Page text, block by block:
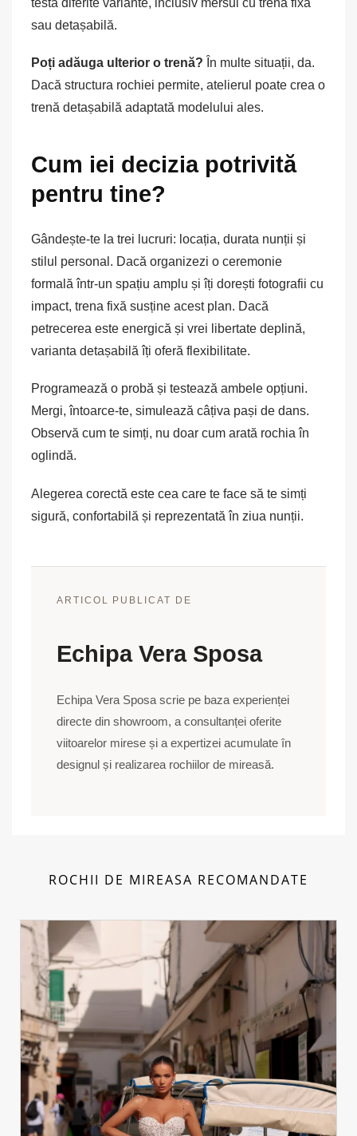
sau detașabilă.
Poți adăuga ulterior o trenă? În multe situații, da.
Dacă structura rochiei permite, atelierul poate crea o
trenă detașabilă adaptată modelului ales.
Cum iei decizia potrivită
pentru tine?
Gândește-te la trei lucruri: locația, durata nunții și
stilul personal. Dacă organizezi o ceremonie
formală într-un spațiu amplu și îți dorești fotografii cu
impact, trena fixă susține acest plan. Dacă
petrecerea este energică și vrei libertate deplină,
varianta detașabilă îți oferă flexibilitate.
Programează o probă și testează ambele opțiuni.
Mergi, întoarce-te, simulează câțiva pași de dans.
Observă cum te simți, nu doar cum arată rochia în
oglindă.
Alegerea corectă este cea care te face să te simți
sigură, confortabilă și reprezentată în ziua nunții.
ARTICOL PUBLICAT DE
Echipa Vera Sposa
Echipa Vera Sposa scrie pe baza experienței
directe din showroom, a consultanței oferite
viitoarelor mirese și a expertizei acumulate în
designul și realizarea rochiilor de mireasă.
ROCHII DE MIREASA RECOMANDATE